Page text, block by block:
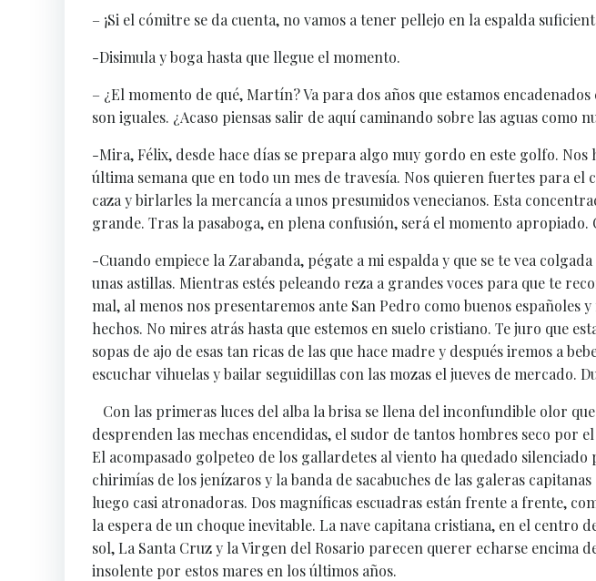
– ¡Si el cómitre se da cuenta, no vamos a tener pellejo en la espalda
-Disimula y boga hasta que llegue el momento.
– ¿El momento de qué, Martín? Va para dos años que estamos
son iguales. ¿Acaso piensas salir de aquí caminando sobre las aguas como
-Mira, Félix, desde hace días se prepara algo muy gordo en este golfo. Nos
última semana que en todo un mes de travesía. Nos quieren fuertes para el
caza y birlarles la mercancía a unos presumidos venecianos. Esta
grande. Tras la pasaboga, en plena confusión, será el momento apropiado.
-Cuando empiece la Zarabanda, pégate a mi espalda y que se te vea
unas astillas. Mientras estés peleando reza a grandes voces para que te
mal, al menos nos presentaremos ante San Pedro como buenos españoles
hechos. No mires atrás hasta que estemos en suelo cristiano. Te juro que
sopas de ajo de esas tan ricas de las que hace madre y después iremos a
escuchar vihuelas y bailar seguidillas con las mozas el jueves de mercado.
Con las primeras luces del alba la brisa se llena del inconfundible olor
desprenden las mechas encendidas, el sudor de tantos hombres seco por
El acompasado golpeteo de los gallardetes al viento ha quedado
chirimías de los jenízaros y la banda de sacabuches de las galeras
luego casi atronadoras. Dos magníficas escuadras están frente a frente,
la espera de un choque inevitable. La nave capitana cristiana, en el centro
sol, La Santa Cruz y la Virgen del Rosario parecen querer echarse encima
insolente por estos mares en los últimos años.